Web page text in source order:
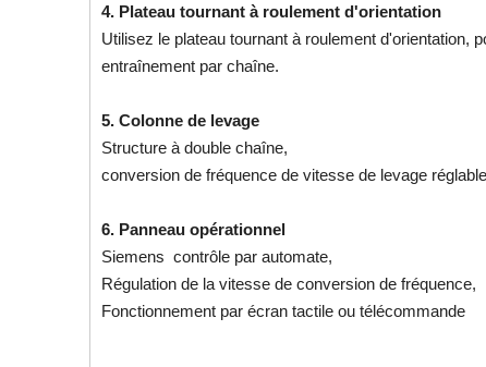
4. Plateau tournant à roulement d'orientation
Utilisez le plateau tournant à roulement d'orientation,
entraînement par chaîne.
5. Colonne de levage
Structure à double chaîne,
conversion de fréquence de vitesse de levage réglable
6. Panneau opérationnel
Siemens contrôle par automate,
Régulation de la vitesse de conversion de fréquence,
Fonctionnement par écran tactile ou télécommande